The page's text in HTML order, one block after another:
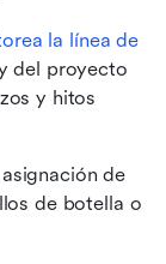
la línea de
del proyecto
y hitos
de
de botella o